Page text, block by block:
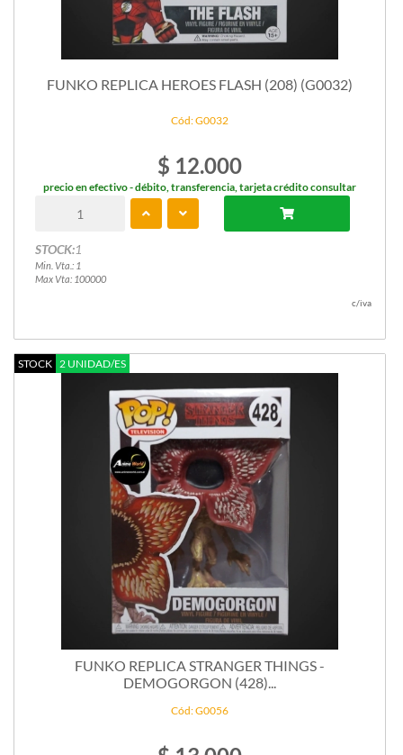
FUNKO REPLICA HEROES FLASH (208) (G0032)
Cód: G0032
$ 12.000
precio en efectivo - débito, transferencia, tarjeta crédito consultar
STOCK:1
Min. Vta.: 1
Max Vta: 100000
c/iva
STOCK 2 UNIDAD/ES
FUNKO REPLICA STRANGER THINGS -
DEMOGORGON (428)...
Cód: G0056